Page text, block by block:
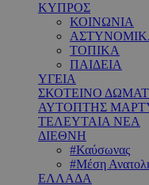
ΚΥΠΡΟΣ
ΚΟΙΝΩΝΙΑ
ΤΟΠΙΚΑ
ΠΑΙΔΕΙΑ
ΥΓΕΙΑ
ΣΚΟΤΕΙΝΟ
ΑΥΤΟΠΤΗΣ
ΤΕΛΕΥΤΑΙΑ ΝΕΑ
ΔΙΕΘΝΗ
#Καύσωνας
#Μέση
ΕΛΛΑΔΑ